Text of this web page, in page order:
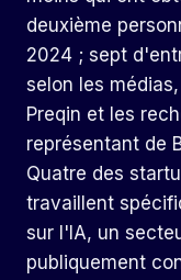
deuxième
2024 ; sept
selon les
Preqin et les
représentant de
Quatre des
travaillent
sur l'IA, un
publiquement